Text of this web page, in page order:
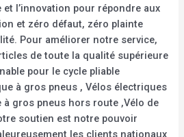
et l’innovation pour répondre aux
et zéro défaut, zéro plainte
Pour améliorer notre service,
de toute la qualité supérieure
pour le cycle pliable
à gros pneus , Vélos électriques
à gros pneus hors route ,Vélo de
soutien est notre pouvoir